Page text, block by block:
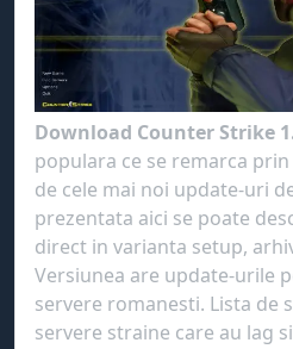
Download Counter Strike
populara ce se remarca
de cele mai noi update-uri
prezentata aici se poate
direct in varianta setup,
Versiunea are update-urile
servere romanesti. Lista de
servere straine care au lag